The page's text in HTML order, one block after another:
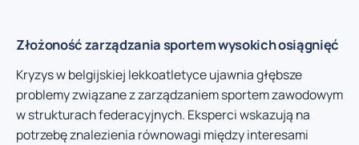
Złożoność zarządzania sportem wysokich osiągnięć
Kryzys w belgijskiej lekkoatletyce ujawnia głębsze
problemy związane z zarządzaniem sportem zawodowym
w strukturach federacyjnych. Eksperci wskazują na
potrzebę znalezienia równowagi między interesami